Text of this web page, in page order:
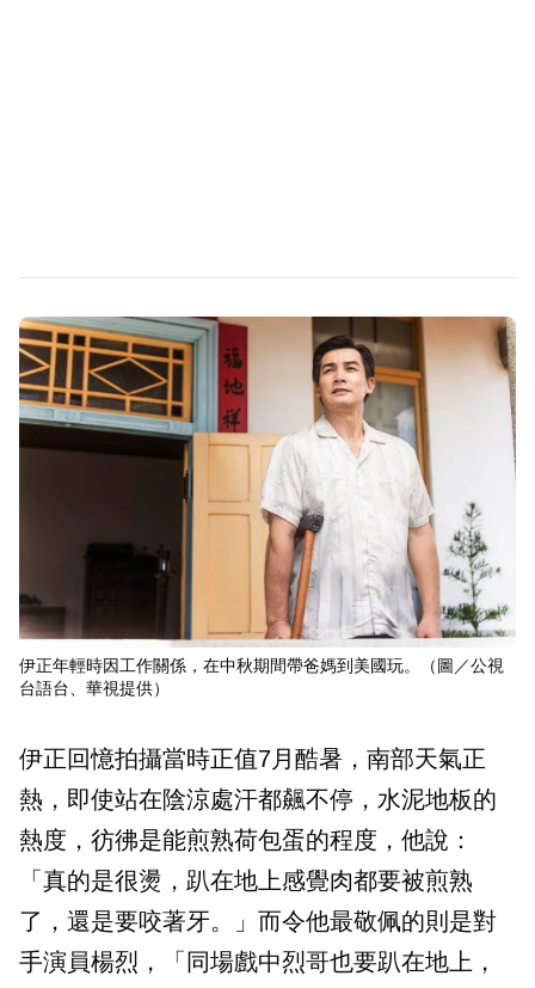
伊正年輕時因工作關係，在中秋期間帶爸媽到美國玩。（圖／公視
台語台、華視提供）
伊正回憶拍攝當時正值7月酷暑，南部天氣正
熱，即使站在陰涼處汗都飆不停，水泥地板的
熱度，彷彿是能煎熟荷包蛋的程度，他說：
「真的是很燙，趴在地上感覺肉都要被煎熟
了，還是要咬著牙。」而令他最敬佩的則是對
手演員楊烈，「同場戲中烈哥也要趴在地上，